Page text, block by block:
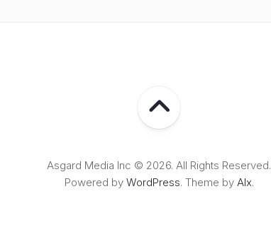
Asgard Media Inc © 2026. All Rights Reserved.
Powered by WordPress. Theme by Alx.